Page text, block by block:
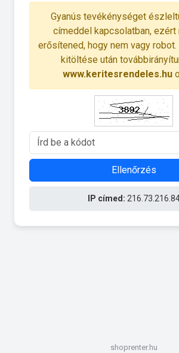
Gyanús tevékénységet
címeddel kapcsolatban, ezért
erősítened, hogy nem vagy robot.
kitöltése után
www.keritesrendeles.hu
Ellenőrzés
IP címed:
shoprenter.hu